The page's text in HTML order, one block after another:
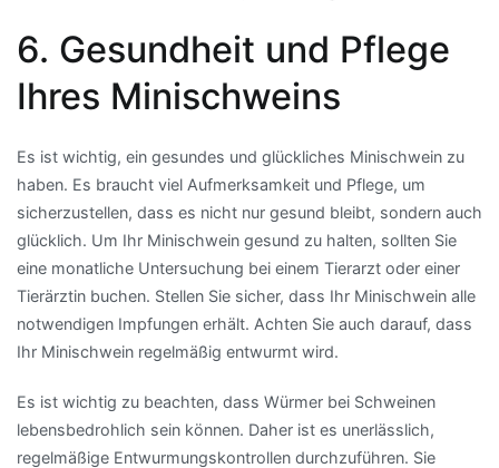
6. Gesundheit und Pflege
Ihres Minischweins
Es ist wichtig, ein gesundes und glückliches Minischwein zu
haben. Es braucht viel Aufmerksamkeit und Pflege, um
sicherzustellen, dass es nicht nur gesund bleibt, sondern auch
glücklich. Um Ihr Minischwein gesund zu halten, sollten Sie
eine monatliche Untersuchung bei einem Tierarzt oder einer
Tierärztin buchen. Stellen Sie sicher, dass Ihr Minischwein alle
notwendigen Impfungen erhält. Achten Sie auch darauf, dass
Ihr Minischwein regelmäßig entwurmt wird.
Es ist wichtig zu beachten, dass Würmer bei Schweinen
lebensbedrohlich sein können. Daher ist es unerlässlich,
regelmäßige Entwurmungskontrollen durchzuführen. Sie